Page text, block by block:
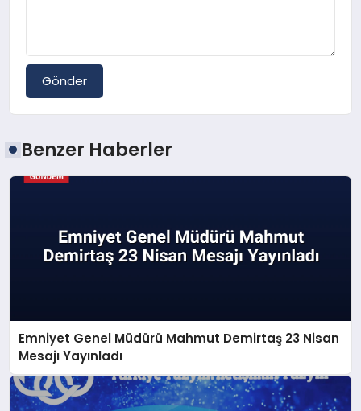
Gönder
Benzer Haberler
Emniyet Genel Müdürü Mahmut Demirtaş 23 Nisan
Mesajı Yayınladı